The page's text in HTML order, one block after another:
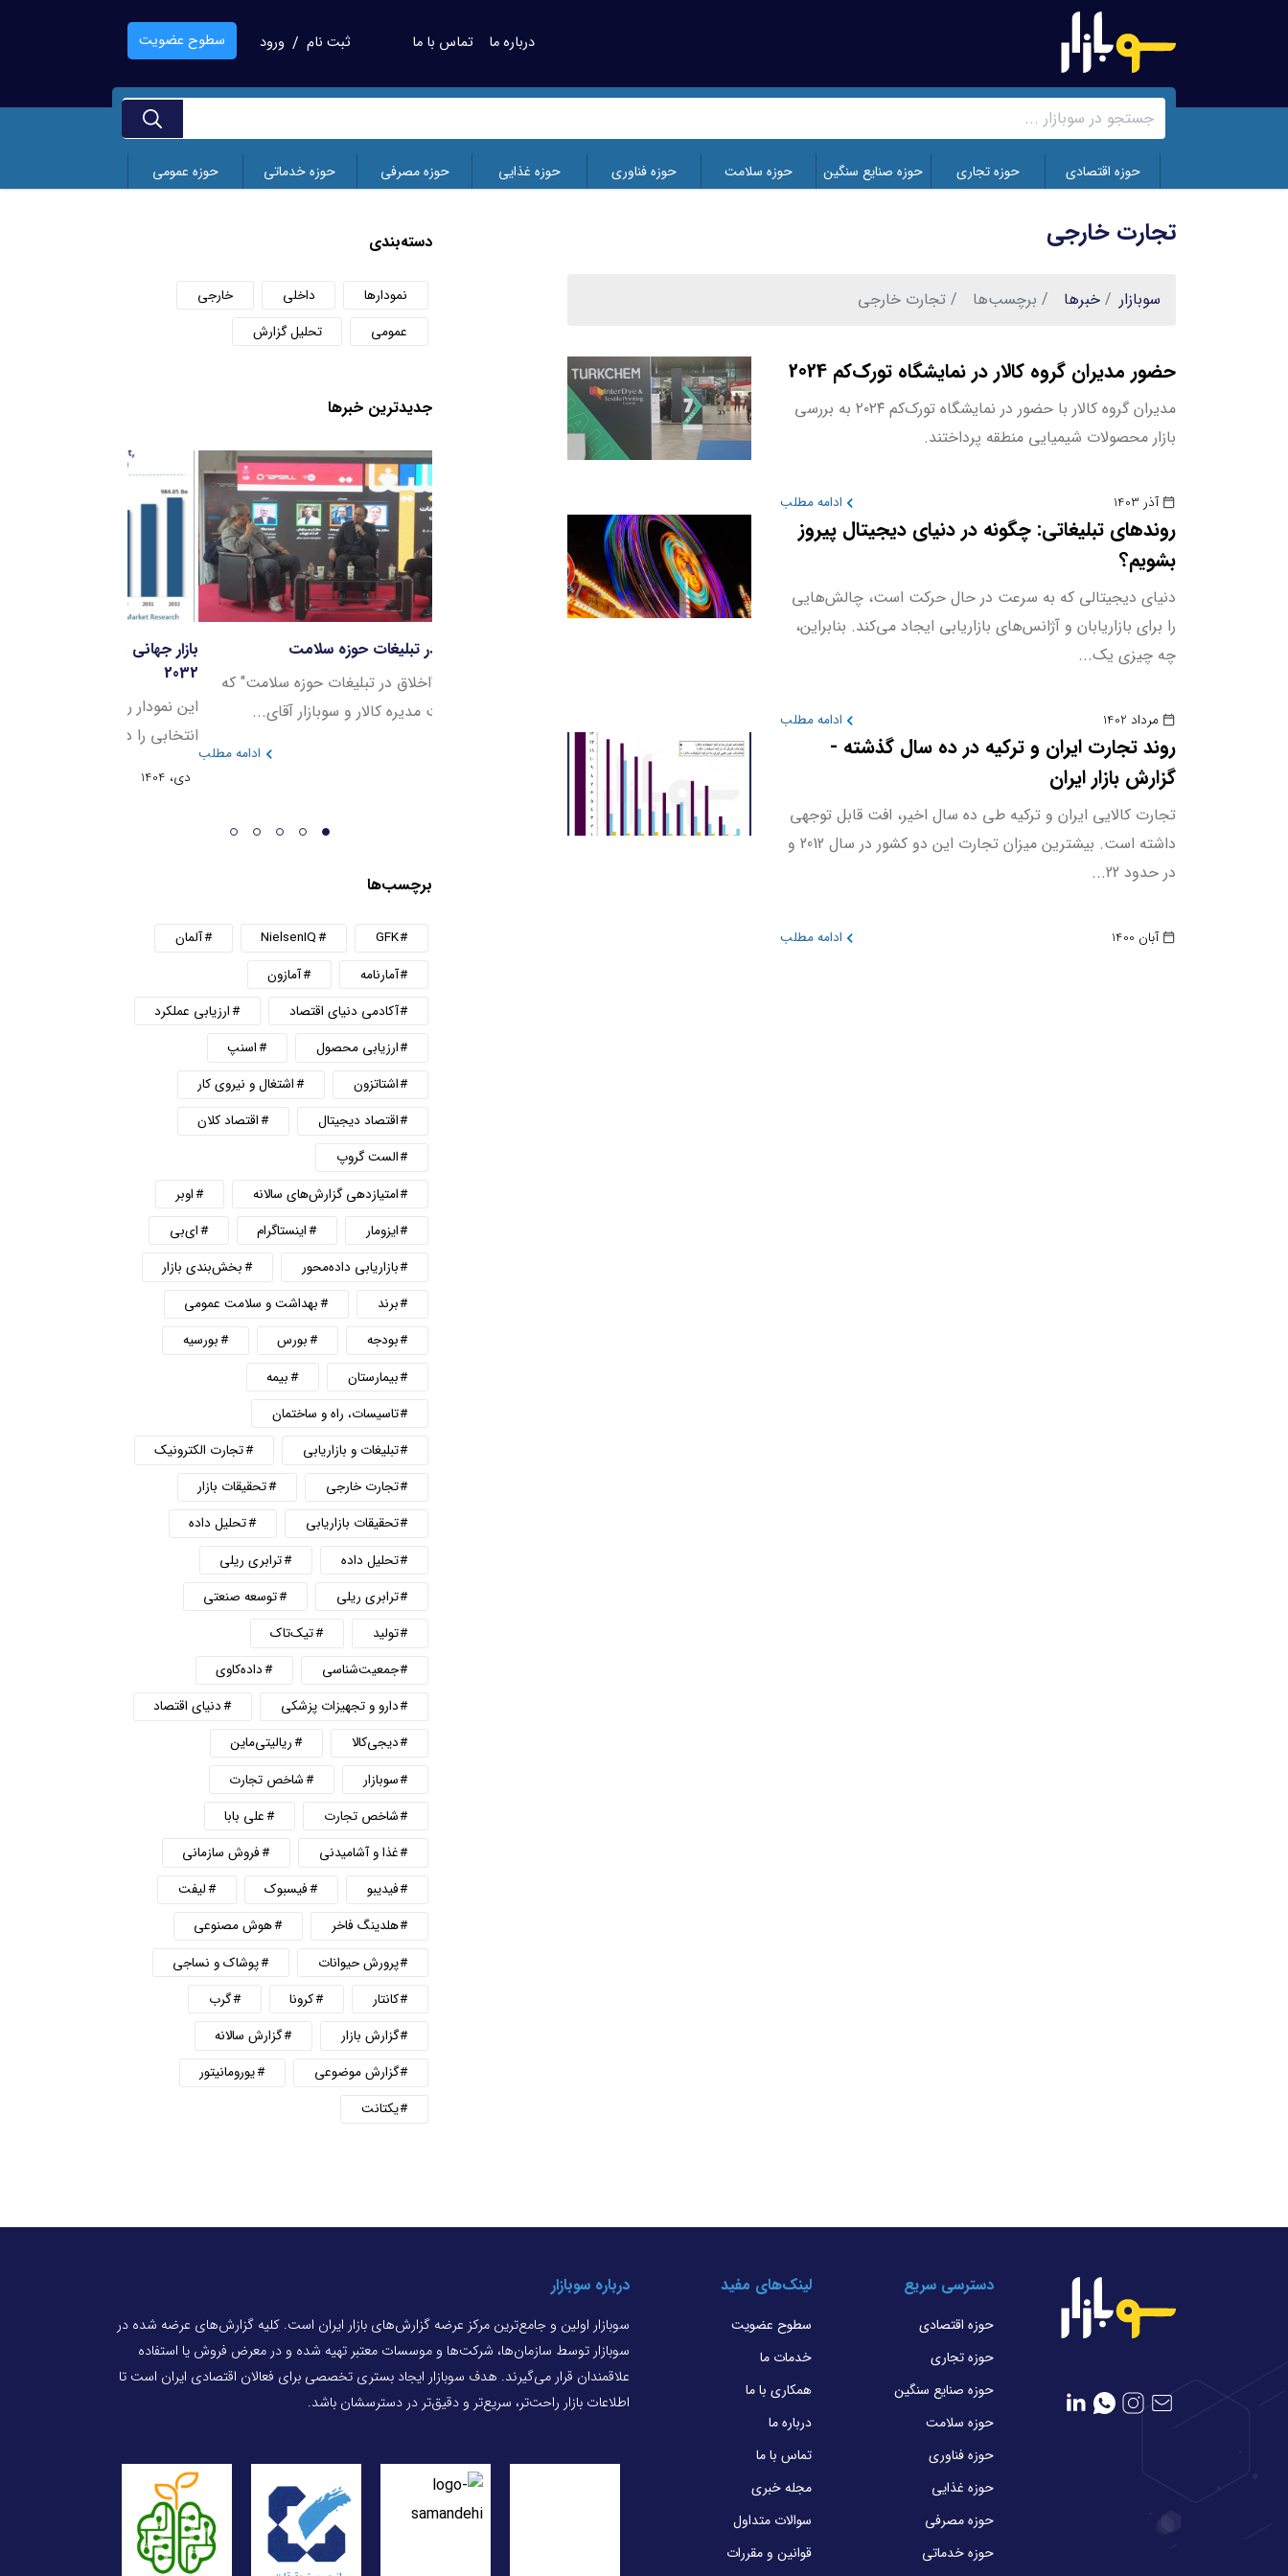
درباره ما تماس با ما ثبت نام / ورود سطوح عضویت
حوزه اقتصادی حوزه تجاری حوزه صنایع سنگین حوزه سلامت حوزه فناوری حوزه غذایی حوزه مصرفی حوزه خدماتی حوزه عمومی
تجارت خارجی
سوبازار خبر‌ها برچسب‌ها تجارت خارجی
حضور مدیران گروه کالار در نمایشگاه تورک‌کم 2024
مدیران گروه کالار با حضور در نمایشگاه تورک‌کم ۲۰۲۴ به بررسی
بازار محصولات شیمیایی منطقه پرداختند.
آذر 1403 ادامه مطلب
روندهای تبلیغاتی: چگونه در دنیای دیجیتال پیروز
بشویم؟
دنیای دیجیتالی که به سرعت در حال حرکت است، چالش‌هایی
را برای بازاریابان و آژانس‌های بازاریابی ایجاد می‌کند. بنابراین،
چه چیزی یک...
مرداد 1402 ادامه مطلب
روند تجارت ایران و ترکیه در ده سال گذشته -
گزارش بازار ایران
تجارت کالایی ایران و ترکیه طی ده سال اخیر، افت قابل توجهی
داشته است. بیشترین میزان تجارت این دو کشور در سال 2012 و
در حدود 22...
آبان 1400 ادامه مطلب
دسته‌بندی
نمودارها داخلی
خارجی
عمومی
تحلیل گزارش
جدید‌ترین خبر‌ها
پنل اخلاق در تبلیغات حوزه سلامت
در نشست "اخلاق در تبلیغات حوزه سلامت" که
رئیس هیئت مدیره کالار و سوبازار آقای...
برچسب‌ها
GFK
NielsenIQ
آلمان
آمارنامه
آمازون
آکادمی دنیای اقتصاد
ارزیابی عملکرد
ارزیابی محصول
اسنپ
اشتاتزون
اشتغال و نیروی کار
اقتصاد دیجیتال
اقتصاد کلان
الست گروپ
امتیازدهی گزارش‌های سالانه
اوبر
ایزومار
اینستاگرام
ای‌بی
بازاریابی داده‌محور
بخش‌بندی بازار
برند
بهداشت و سلامت عمومی
بودجه
بورس
بورسیه
بیمارستان
بیمه
تاسیسات، راه و ساختمان
تبلیغات و بازاریابی
تجارت الکترونیک
تجارت خارجی
تحقیقات بازار
تحقیقات بازاریابی
تحلیل داده
تحلیل داده
ترابری ریلی
ترابری ریلی
توسعه صنعتی
تولید
تیک‌تاک
جمعیت‌شناسی
داده‌کاوی
دارو و تجهیزات پزشکی
دنیای اقتصاد
دیجی‌کالا
ریالیتی‌ماین
سوبازار
شاخص تجارت
شاخص تجارت
علی بابا
غذا و آشامیدنی
فروش سازمانی
فیدیبو
فیسبوک
لیفت
هلدینگ فاخر
هوش مصنوعی
پرورش حیوانات
پوشاک و نساجی
کانتار
کرونا
گرب
گزارش بازار
گزارش سالانه
گزارش موضوعی
یورومانیتور
یکتانت
دسترسی سریع
حوزه اقتصادی
حوزه تجاری
حوزه صنایع سنگین
حوزه سلامت
حوزه فناوری
حوزه غذایی
حوزه مصرفی
حوزه خدماتی
لینک‌های مفید
سطوح عضویت
خدمات ما
همکاری با ما
درباره ما
تماس با ما
مجله خبری
سوالات متداول
قوانین و مقررات
درباره سوبازار
سوبازار اولین و جامع‌ترین مرکز عرضه گزارش‌های بازار ایران است. کلیه گزارش‌های عرضه شده در
سوبازار توسط سازمان‌ها، شرکت‌ها و موسسات معتبر تهیه شده و در معرض فروش یا استفاده
علاقمندان قرار می‌گیرند. هدف سوبازار ایجاد بستری تخصصی برای فعالان اقتصادی ایران است تا
اطلاعات بازار راحت‌تر، سریع‌تر و دقیق‌تر در دسترسشان باشد.